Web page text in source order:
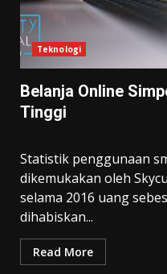
Teknologi
Belanja Online
Tinggi
Statistik penggunaan
dikemukakan oleh
selama 2016 uang
dihabiskan...
Read More